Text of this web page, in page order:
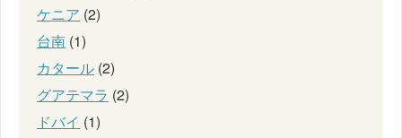
ケニア (2)
台南 (1)
カタール (2)
グアテマラ (2)
ドバイ (1)